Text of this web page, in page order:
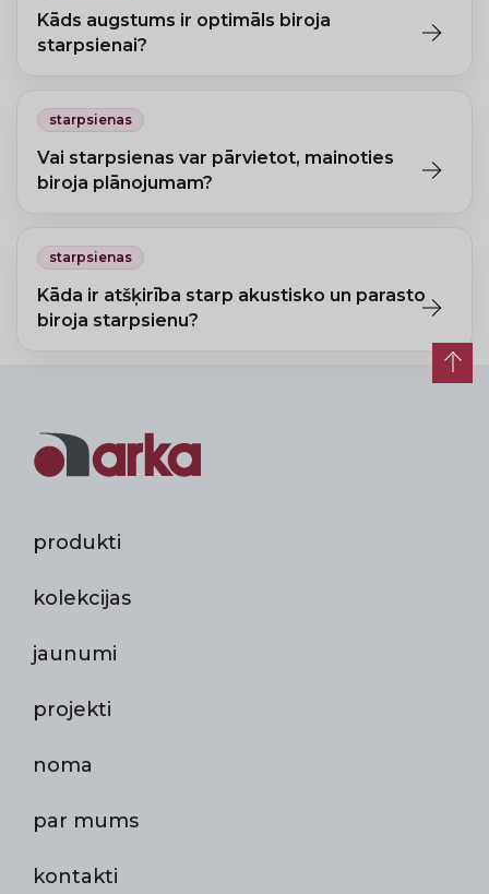
Kāds augstums ir optimāls biroja
starpsienai?
starpsienas
Vai starpsienas var pārvietot, mainoties
biroja plānojumam?
starpsienas
Kāda ir atšķirība starp akustisko un parasto
biroja starpsienu?
produkti
kolekcijas
jaunumi
projekti
noma
par mums
kontakti